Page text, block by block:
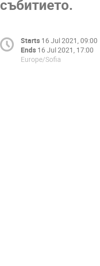
събитието.
Starts 16 Jul 2021, 09:00
Ends 16 Jul 2021, 17:00
Europe/Sofia